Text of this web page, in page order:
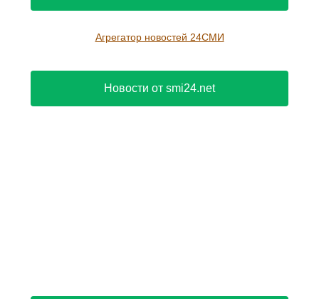
Агрегатор новостей 24СМИ
Новости от smi24.net